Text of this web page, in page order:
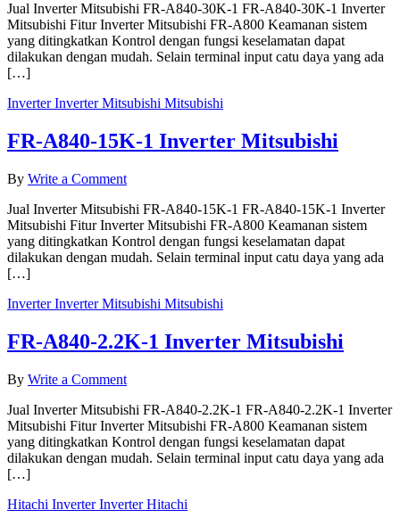
A840-
30K-
1
Inverter
Jual Inverter Mitsubishi FR-A840-30K-1 FR-A840-30K-1 Inverter
Mitsubishi Fitur Inverter Mitsubishi FR-A800 Keamanan sistem
yang ditingkatkan Kontrol dengan fungsi keselamatan dapat
dilakukan dengan mudah. Selain terminal input catu daya yang ada
[…]
InverterInverter Mitsubishi Mitsubishi
FR-A840-15K-1 Inverter Mitsubishi
By Write a Commenton
A840-
15K-
1
Inverter
Jual Inverter Mitsubishi FR-A840-15K-1 FR-A840-15K-1 Inverter
Mitsubishi Fitur Inverter Mitsubishi FR-A800 Keamanan sistem
yang ditingkatkan Kontrol dengan fungsi keselamatan dapat
dilakukan dengan mudah. Selain terminal input catu daya yang ada
[…]
InverterInverter Mitsubishi Mitsubishi
FR-A840-2.2K-1 Inverter Mitsubishi
By Write a Commenton
A840-
2.2K-
1
Inverter
Jual Inverter Mitsubishi FR-A840-2.2K-1 FR-A840-2.2K-1 Inverter
Mitsubishi Fitur Inverter Mitsubishi FR-A800 Keamanan sistem
yang ditingkatkan Kontrol dengan fungsi keselamatan dapat
dilakukan dengan mudah. Selain terminal input catu daya yang ada
[…]
Hitachi InverterInverter Hitachi